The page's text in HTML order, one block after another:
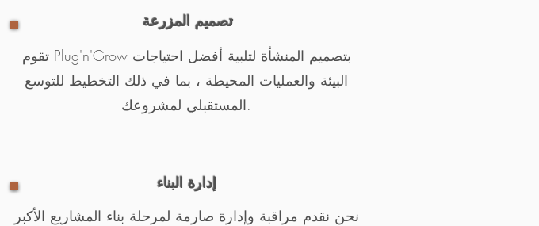
تقوم Plug'n'Grow بتصميم المنشأة لتلبية أفضل احتياجات
البيئة والعمليات المحيطة ، بما في ذلك التخطيط للتوسع
المستقبلي لمشروعك.
تصميم المزرعة
نحن نقدم مراقبة وإدارة صارمة لمرحلة بناء المشاريع الأكبر
إدارة البناء